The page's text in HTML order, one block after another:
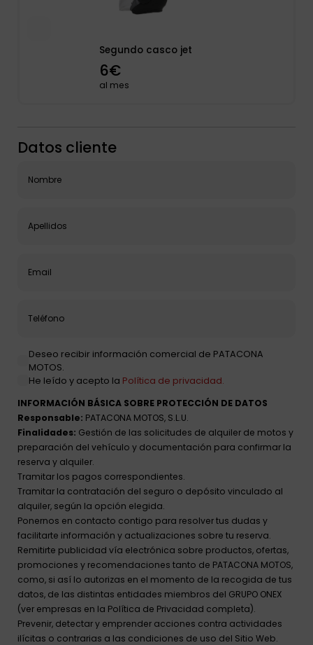
Segundo casco jet
6€
al mes
Datos cliente
Deseo recibir información comercial de PATACONA
MOTOS.
He leído y acepto la Política de privacidad.
INFORMACIÓN BÁSICA SOBRE PROTECCIÓN DE DATOS
Responsable: PATACONA MOTOS, S.L.U.
Finalidades: Gestión de las solicitudes de alquiler de motos y
preparación del vehículo y documentación para confirmar la
reserva y alquiler.
Tramitar los pagos correspondientes.
Tramitar la contratación del seguro o depósito vinculado al
alquiler, según la opción elegida.
Ponernos en contacto contigo para resolver tus dudas y
facilitarte información y actualizaciones sobre tu reserva.
Remitirte publicidad vía electrónica sobre productos, ofertas,
promociones y recomendaciones tanto de PATACONA MOTOS,
como, si así lo autorizas en el momento de la recogida de tus
datos, de las distintas entidades miembros del GRUPO ONEX
(ver empresas en la Política de Privacidad completa).
Prevenir, detectar y emprender acciones contra actividades
ilícitas o contrarias a las condiciones de uso del Sitio Web.